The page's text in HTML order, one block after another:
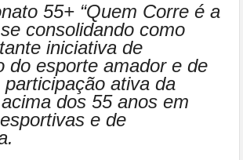
55+ “Quem Corre é a
consolidando como
iniciativa de
do esporte amador e de
ativa da
dos 55 anos em
e de